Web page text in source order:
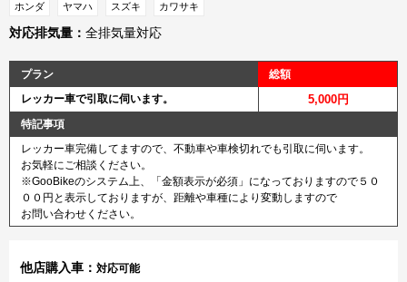
ホンダ ヤマハ スズキ カワサキ
対応排気量： 全排気量対応
プラン
総額
レッカー車で引取に伺います。
5,000円
特記事項
レッカー車完備してますので、不動車や車検切れでも引取に伺います。
お気軽にご相談ください。
※GooBikeのシステム上、「金額表示が必須」になっておりますので５０
００円と表示しておりますが、距離や車種により変動しますので
お問い合わせください。
他店購入車： 対応可能